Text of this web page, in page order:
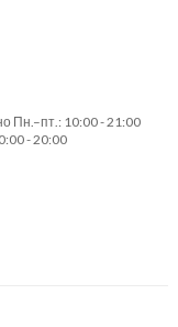
Пн.–пт.: 10:00 - 21:00
- 20:00